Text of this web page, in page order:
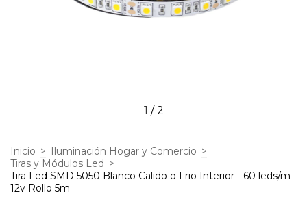
1 /2
Inicio > Iluminación Hogar y Comercio >
Tiras y Módulos Led >
Tira Led SMD 5050 Blanco Calido o Frio Interior - 60 leds/m -
12v Rollo 5m